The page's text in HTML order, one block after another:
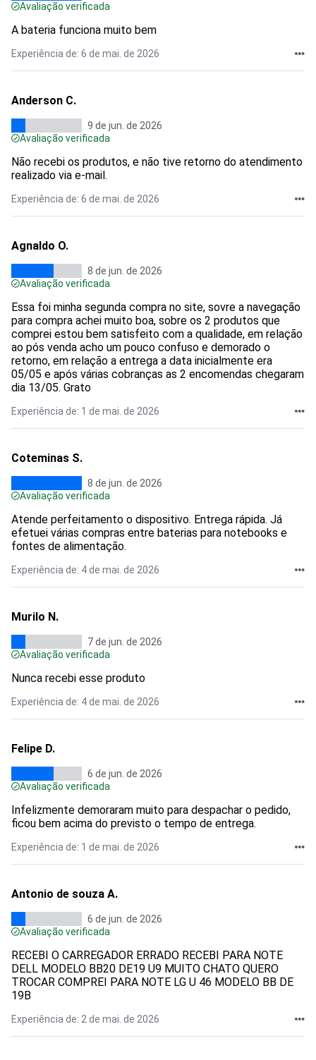
Avaliação verificada
A bateria funciona muito bem
Experiência de: 6 de mai. de 2026
Anderson C.
9 de jun. de 2026
Avaliação verificada
Não recebi os produtos, e não tive retorno do atendimento
realizado via e-mail.
Experiência de: 6 de mai. de 2026
Agnaldo O.
8 de jun. de 2026
Avaliação verificada
Essa foi minha segunda compra no site, sovre a navegação
para compra achei muito boa, sobre os 2 produtos que
comprei estou bem satisfeito com a qualidade, em relação
ao pós venda acho um pouco confuso e demorado o
retorno, em relação a entrega a data inicialmente era
05/05 e após várias cobranças as 2 encomendas chegaram
dia 13/05. Grato
Experiência de: 1 de mai. de 2026
Coteminas S.
8 de jun. de 2026
Avaliação verificada
Atende perfeitamento o dispositivo. Entrega rápida. Já
efetuei várias compras entre baterias para notebooks e
fontes de alimentação.
Experiência de: 4 de mai. de 2026
Murilo N.
7 de jun. de 2026
Avaliação verificada
Nunca recebi esse produto
Experiência de: 4 de mai. de 2026
Felipe D.
6 de jun. de 2026
Avaliação verificada
Infelizmente demoraram muito para despachar o pedido,
ficou bem acima do previsto o tempo de entrega.
Experiência de: 1 de mai. de 2026
Antonio de souza A.
6 de jun. de 2026
Avaliação verificada
RECEBI O CARREGADOR ERRADO RECEBI PARA NOTE
DELL MODELO BB20 DE19 U9 MUITO CHATO QUERO
TROCAR COMPREI PARA NOTE LG U 46 MODELO BB DE
19B
Experiência de: 2 de mai. de 2026